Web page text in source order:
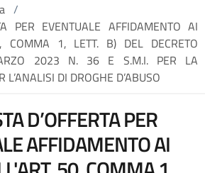
/
PER EVENTUALE AFFIDAMENTO AI
COMMA 1, LETT. B) DEL DECRETO
2023 N. 36 E S.M.I. PER LA
L’ANALISI DI DROGHE D’ABUSO
D’OFFERTA PER
AFFIDAMENTO AI